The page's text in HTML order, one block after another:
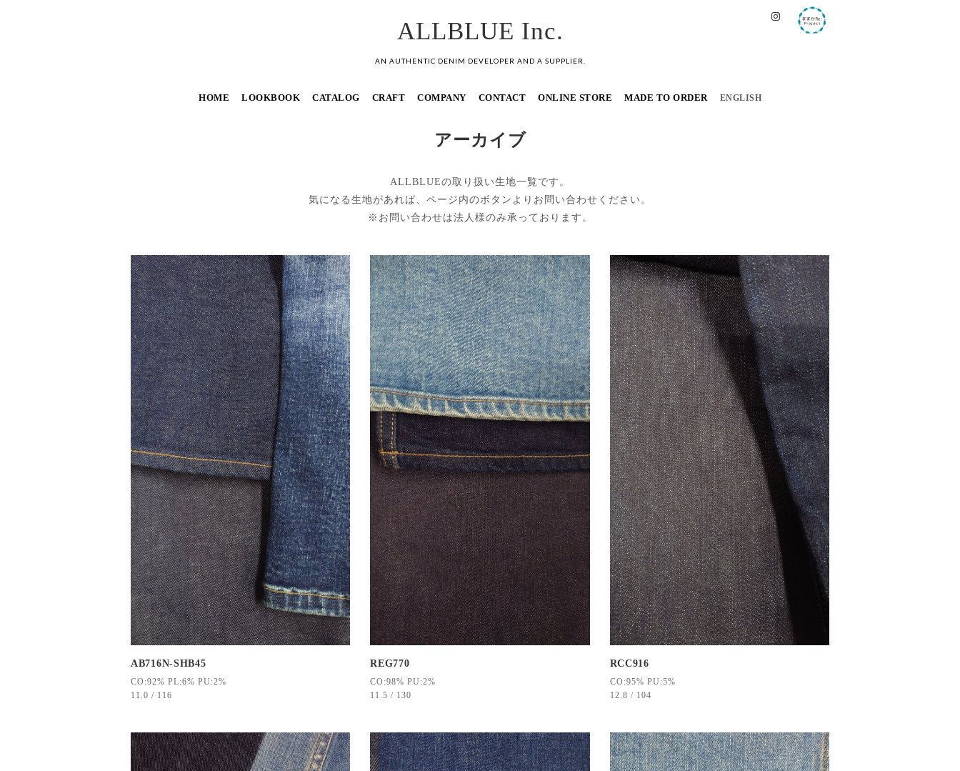
ALLBLUE Inc.
AN AUTHENTIC DENIM DEVELOPER AND A SUPPLIER.
HOME LOOKBOOK CATALOG CRAFT COMPANY CONTACT ONLINE STORE MADE TO ORDER ENGLISH
アーカイブ
ALLBLUEの取り扱い生地一覧です。
気になる生地があれば、ページ内のボタンよりお問い合わせください。
※お問い合わせは法人様のみ承っております。
AB716N-SHB45
CO:92% PL:6% PU:2%
11.0 / 116
REG770
CO:98% PU:2%
11.5 / 130
RCC916
CO:95% PU:5%
12.8 / 104